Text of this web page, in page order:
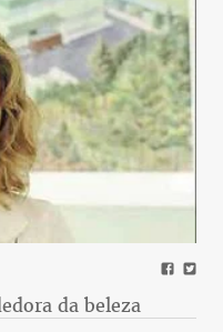
da beleza